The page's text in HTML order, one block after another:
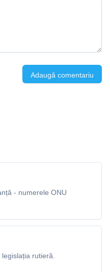
Adaugă comentariu
- numerele ONU
rutieră.